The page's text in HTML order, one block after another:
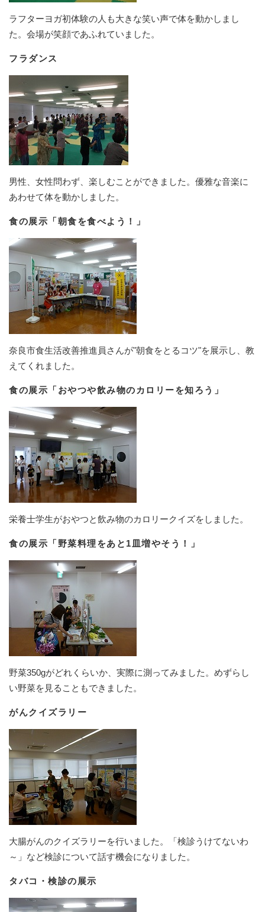
ラフターヨガ初体験の人も大きな笑い声で体を動かしまし
た。会場が笑顔であふれていました。
フラダンス
男性、女性問わず、楽しむことができました。優雅な音楽に
あわせて体を動かしました。
食の展示「朝食を食べよう！」
奈良市食生活改善推進員さんが"朝食をとるコツ"を展示し、教
えてくれました。
食の展示「おやつや飲み物のカロリーを知ろう」
栄養士学生がおやつと飲み物のカロリークイズをしました。
食の展示「野菜料理をあと1皿増やそう！」
野菜350gがどれくらいか、実際に測ってみました。めずらし
い野菜を見ることもできました。
がんクイズラリー
大腸がんのクイズラリーを行いました。「検診うけてないわ
～」など検診について話す機会になりました。
タバコ・検診の展示